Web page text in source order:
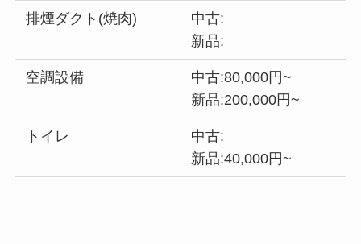
排煙ダクト(焼肉)
中古:
新品:
空調設備
中古:80,000円~
新品:200,000円~
トイレ
中古:
新品:40,000円~